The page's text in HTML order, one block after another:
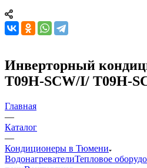
Инверторный
T09H-SCW/I/ T09H-
Главная
—
Каталог
—
Кондиционеры в Тюмени
ВодонагревателиТепловое